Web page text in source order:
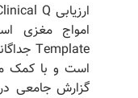
امواج مغزی
است و با کمک
گزارش جامعی در